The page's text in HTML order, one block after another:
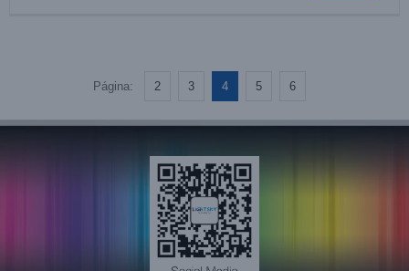
Página: 2 3 4 5 6